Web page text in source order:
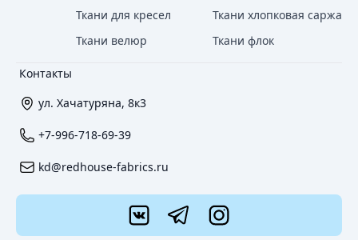
Контакты
ул. Хачатуряна, 8к3
+7-996-718-69-39
kd@redhouse-fabrics.ru
Ткани для кресел
Ткани хлопковая саржа
Ткани велюр
Ткани флок